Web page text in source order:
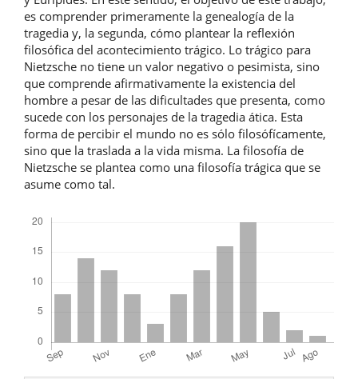
es comprender primeramente la genealogía de la
tragedia y, la segunda, cómo plantear la reflexión
filosófica del acontecimiento trágico. Lo trágico para
Nietzsche no tiene un valor negativo o pesimista, sino
que comprende afirmativamente la existencia del
hombre a pesar de las dificultades que presenta, como
sucede con los personajes de la tragedia ática. Esta
forma de percibir el mundo no es sólo filosófícamente,
sino que la traslada a la vida misma. La filosofía de
Nietzsche se plantea como una filosofía trágica que se
asume como tal.